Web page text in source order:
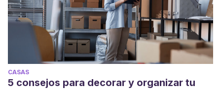
CASAS
5 consejos para decorar y organizar tu